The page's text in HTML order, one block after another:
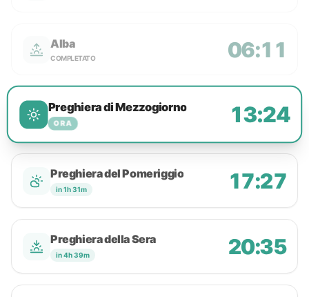
Alba
COMPLETATO 06:11
Preghiera di Mezzogiorno
ORA 13:24
Preghiera del Pomeriggio
in 1h 31m 17:27
Preghiera della Sera
in 4h 39m 20:35